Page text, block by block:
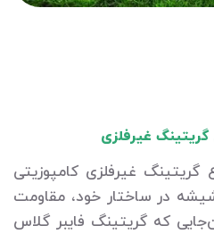
گریتینگ غیرفلزی
گریتینگ غیرفلزی کامپوزیتی
در ساختار خود، مقاومت
که گریتینگ فایبر گلاس